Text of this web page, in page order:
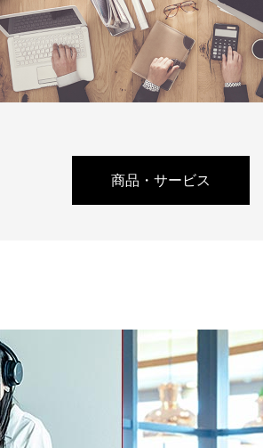
商品・サービス